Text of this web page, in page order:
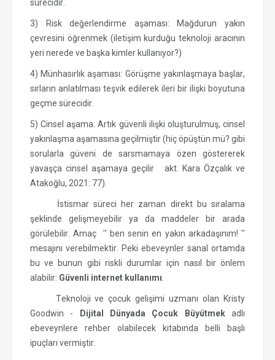
sürecidir.
3) Risk değerlendirme aşaması: Mağdurun yakın
çevresini öğrenmek (iletişim kurduğu teknoloji aracının
yeri nerede ve başka kimler kullanıyor?)
4) Münhasırlık aşaması: Görüşme yakınlaşmaya başlar,
sırların anlatılması teşvik edilerek ileri bir ilişki boyutuna
geçme sürecidir.
5) Cinsel aşama: Artık güvenli ilişki oluşturulmuş, cinsel
yakınlaşma aşamasına geçilmiştir (hiç öpüştün mü? gibi
sorularla güveni de sarsmamaya özen göstererek
yavaşça cinsel aşamaya geçilir akt. Kara Özçalık ve
Atakoğlu, 2021: 77).
İstismar süreci her zaman direkt bu sıralama
şeklinde gelişmeyebilir ya da maddeler bir arada
görülebilir. Amaç '' ben senin en yakın arkadaşınım! ''
mesajını verebilmektir. Peki ebeveynler sanal ortamda
bu ve bunun gibi riskli durumlar için nasıl bir önlem
alabilir: Güvenli internet kullanımı
Teknoloji ve çocuk gelişimi uzmanı olan Kristy
Goodwin -
Dijital Dünyada Çocuk Büyütmekadlı
ebeveynlere rehber olabilecek kitabında belli başlı
ipuçları vermiştir.